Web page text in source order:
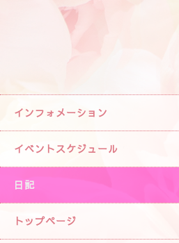
インフォメーション
イベントスケジュール
日記
トップページ